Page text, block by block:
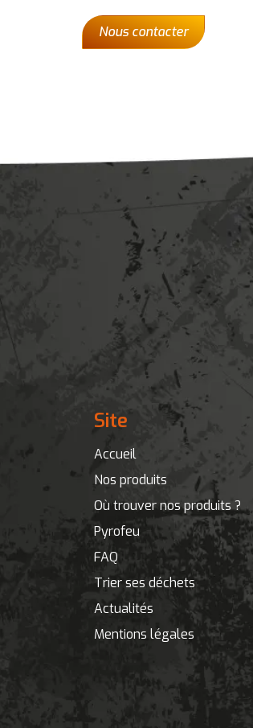
Nous contacter
Site
Accueil
Nos produits
Où trouver nos produits ?
Pyrofeu
FAQ
Trier ses déchets
Actualités
Mentions légales